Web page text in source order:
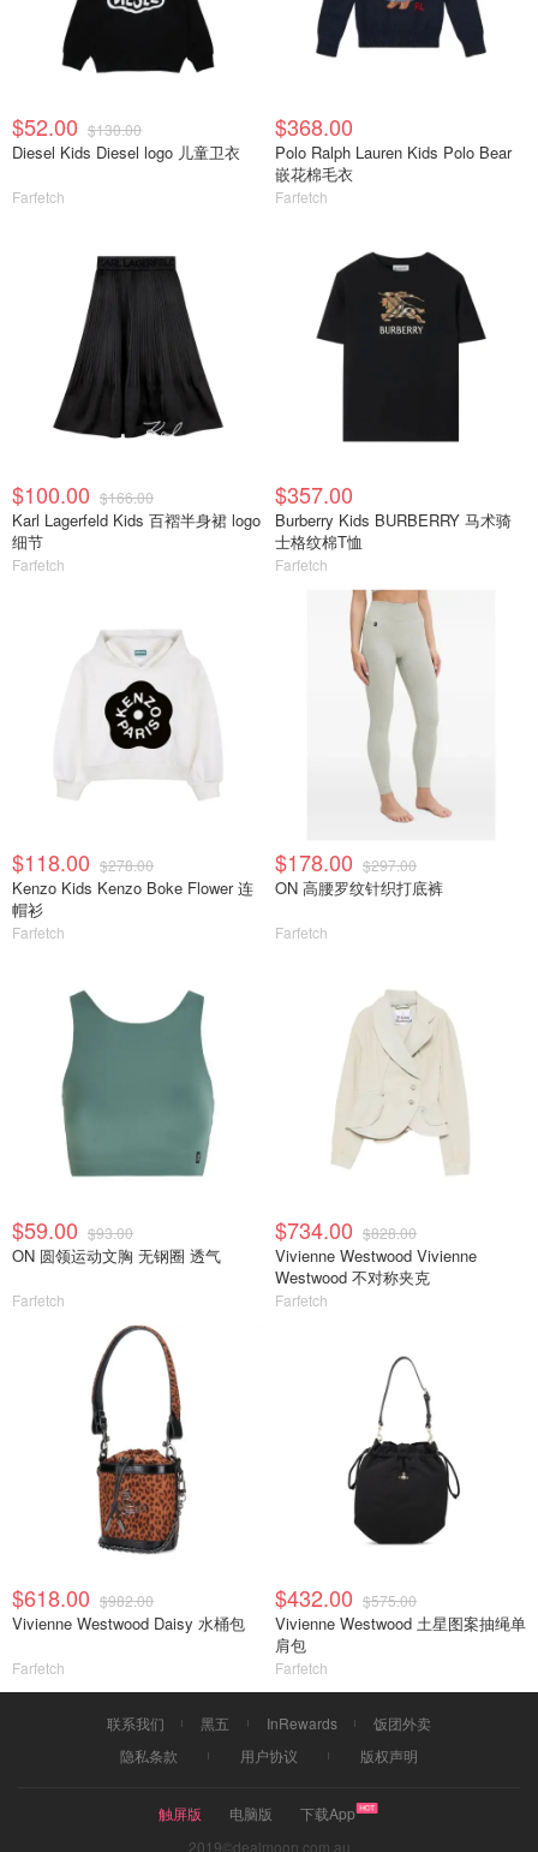
$52.00 $130.00
Diesel Kids Diesel logo 儿童卫衣
Farfetch
$368.00
Polo Ralph Lauren Kids Polo Bear
嵌花棉毛衣
Farfetch
$100.00 $166.00
Karl Lagerfeld Kids 百褶半身裙 logo
细节
Farfetch
$357.00
Burberry Kids BURBERRY 马术骑
士格纹棉T恤
Farfetch
$118.00 $278.00
Kenzo Kids Kenzo Boke Flower 连
帽衫
Farfetch
$178.00 $297.00
ON 高腰罗纹针织打底裤
Farfetch
$59.00 $93.00
ON 圆领运动文胸 无钢圈 透气
Farfetch
$734.00 $828.00
Vivienne Westwood Vivienne
Westwood 不对称夹克
Farfetch
$618.00 $982.00
Vivienne Westwood Daisy 水桶包
Farfetch
$432.00 $575.00
Vivienne Westwood 土星图案抽绳单
肩包
Farfetch
联系我们 黑五 InRewards
饭团外卖
隐私条款
用户协议 版权声明
触屏版 电脑版
下载App
2019©dealmoon.com.au